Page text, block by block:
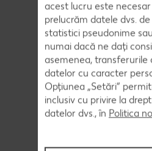
acest lucru este
prelucrăm datele dvs.
statistici pseudonime
numai dacă ne dați
asemenea,
datelor cu caracter
Opțiunea „Setări”
inclusiv cu privire la
datelor dvs., în Politica